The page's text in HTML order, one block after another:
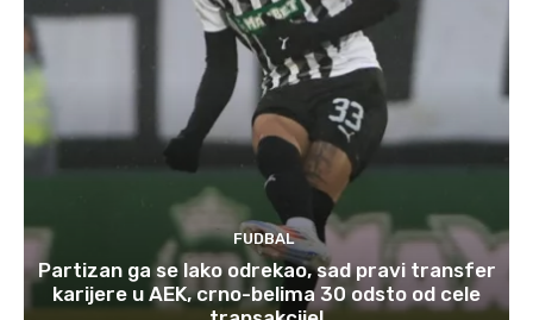
FUDBAL
Partizan ga se lako odrekao, sad pravi transfer
karijere u AEK, crno-belima 30 odsto od cele